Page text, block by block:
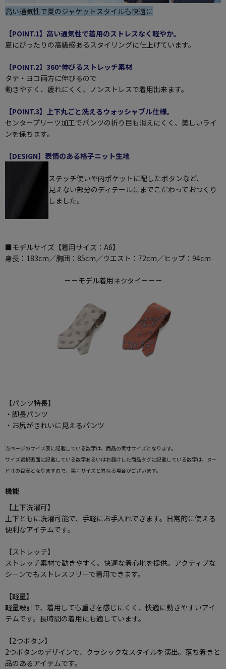
高い通気性で夏のジャケットスタイルも快適に
【POINT.1】高い通気性で着用のストレスなく軽やか。
夏にぴったりの高級感あるスタイリングに仕上げています。
【POINT.2】360°伸びるストレッチ素材
タテ・ヨコ両方に伸びるので
動きやすく、疲れにくく、ノンストレスで着用出来ます。
【POINT.3】上下丸ごと洗えるウォッシャブル仕様。
センタープリーツ加工でパンツの折り目も消えにくく、美しいライ
ンを保ちます。
【DESIGN】表情のある格子ニット生地
ステッチ使いや内ポケットに配したボタンなど、
見えない部分のディテールにまでこだわっておつくり
しました。
■モデルサイズ【着用サイズ：A6】
身長：183cm／胸囲：85cm／ウエスト：72cm／ヒップ：94cm
－－モデル着用ネクタイー－－
【パンツ特長】
・脚長パンツ
・お尻がきれいに見えるパンツ
当ページのサイズ表に記載している数字は、商品の実寸サイズとなります。
サイズ選択画面に記載している数字あるいはお届けした商品タグに記載している数字は、ヌー
ド寸の目安となりますので、実寸サイズと異なる場合がございます。
機能
【上下洗濯可】
上下ともに洗濯可能で、手軽にお手入れできます。日常的に使える
便利なアイテムです。
【ストレッチ】
ストレッチ素材で動きやすく、快適な着心地を提供。アクティブな
シーンでもストレスフリーで着用できます。
【軽量】
軽量設計で、着用しても重さを感じにくく、快適に動きやすいアイ
テムです。長時間の着用にも適しています。
【2つボタン】
2つボタンのデザインで、クラシックなスタイルを演出。落ち着きと
品のあるアイテムです。